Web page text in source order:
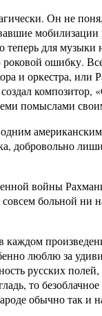
Он не
теперь для
роковой ошибку.
и оркестра,
помыслами
добровольно
войны
больной ни
люблю за
русских
то
обычно так и